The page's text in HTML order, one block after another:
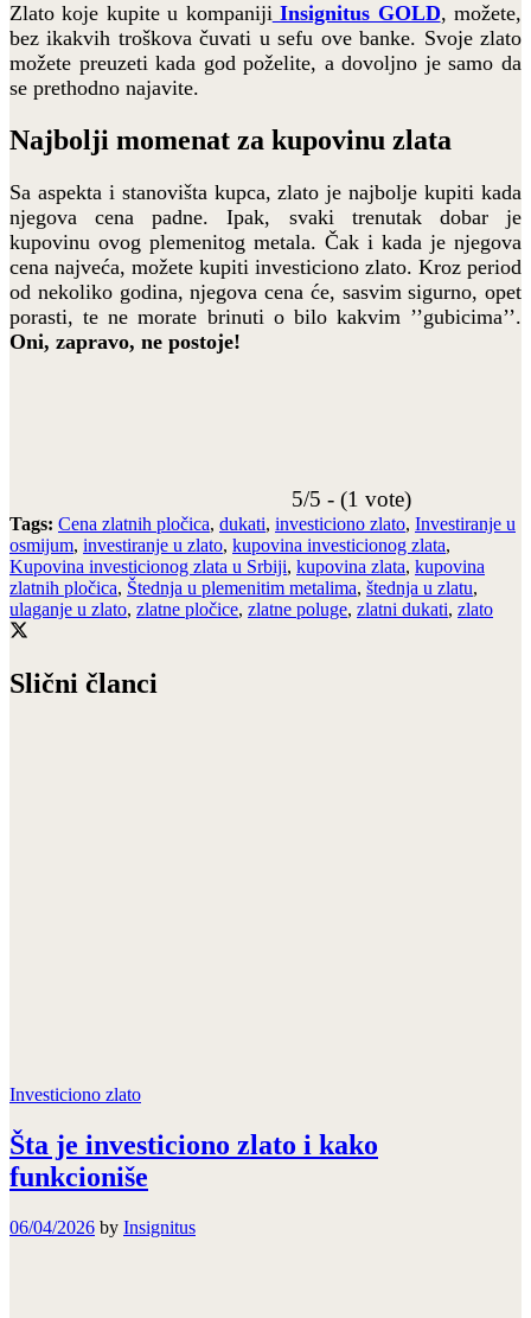
Zlato koje kupite u kompanijiInsignitus GOLD, možete,
bez ikakvih troškova čuvati u sefu ove banke. Svoje zlato
možete preuzeti kada god poželite, a dovoljno je samo da
se prethodno najavite.
Najbolji momenat za kupovinu zlata
Sa aspekta i stanovišta kupca, zlato je najbolje kupiti kada
njegova cena padne. Ipak, svaki trenutak dobar je
kupovinu ovog plemenitog metala. Čak i kada je njegova
cena najveća, možete kupiti investiciono zlato. Kroz period
od nekoliko godina, njegova cena će, sasvim sigurno, opet
porasti, te ne morate brinuti o bilo kakvim ’’gubicima’’.
Oni, zapravo, ne postoje!
5/5 - (1 vote)
Tags: Cena zlatnih pločica, dukati, investiciono zlato, Investiranje u
osmijum, investiranje u zlato, kupovina investicionog zlata,
Kupovina investicionog zlata u Srbiji, kupovina zlata, kupovina
zlatnih pločica, Štednja u plemenitim metalima, štednja u zlatu,
ulaganje u zlato, zlatne pločice, zlatne poluge, zlatni dukati, zlato
Slični članci
Investiciono zlato
Šta je investiciono zlato i kako
funkcioniše
06/04/2026 by Insignitus